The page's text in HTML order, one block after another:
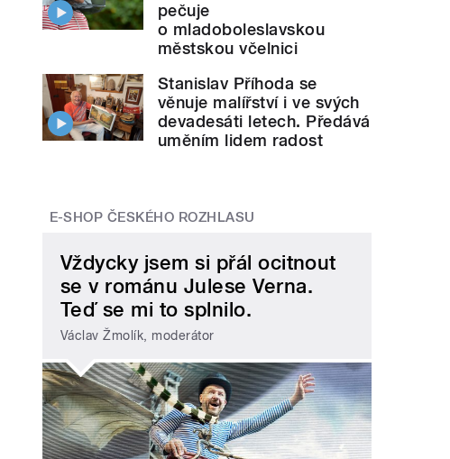
pečuje
o mladoboleslavskou
městskou včelnici
Stanislav Příhoda se
věnuje malířství i ve svých
devadesáti letech. Předává
uměním lidem radost
E-SHOP ČESKÉHO ROZHLASU
Vždycky jsem si přál ocitnout
se v románu Julese Verna.
Teď se mi to splnilo.
Václav Žmolík, moderátor